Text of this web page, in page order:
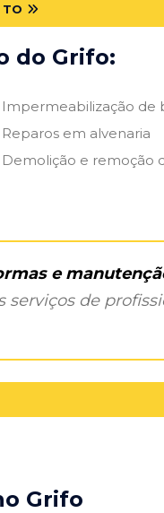
TO
do Grifo:
Impermeabilização de
Reparos em alvenaria
Demolição e remoção
e
de
Grifo